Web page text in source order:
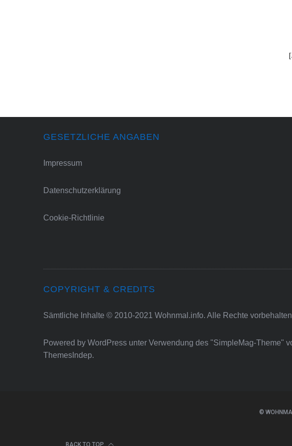
GESETZLICHE ANGABEN
Impressum
Datenschutzerklärung
Cookie-Richtlinie
COPYRIGHT & CREDITS
Sämtliche Inhalte © 2010-2021 Wohnmal.info. Alle Rechte
Powered by WordPress unter Verwendung des "SimpleMag-Theme"
ThemesIndep.
©
BACK TO TOP